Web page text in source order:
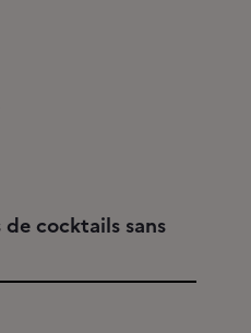
cocktails sans